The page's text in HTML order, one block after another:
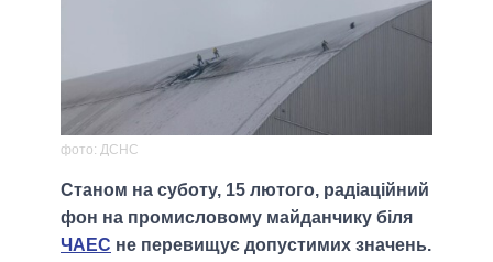
фото: ДСНС
Станом на суботу, 15 лютого, радіаційний
фон на промисловому майданчику біля
ЧАЕС не перевищує допустимих значень.